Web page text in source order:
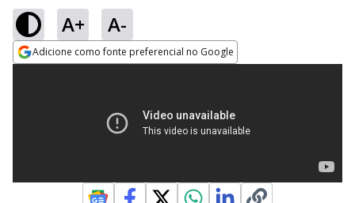
A+ A-
Adicione como fonte preferencial no Google